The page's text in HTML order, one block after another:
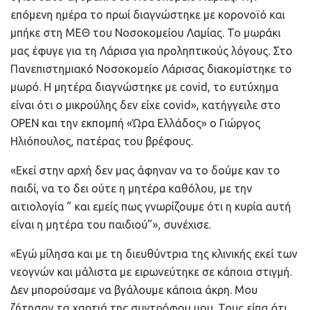
επόμενη ημέρα το πρωί διαγνώστηκε με κορονοϊό και
μπήκε στη ΜΕΘ του Νοσοκομείου Λαμίας. Το μωράκι
μας έφυγε για τη Λάρισα για προληπτικούς λόγους. Στο
Πανεπιστημιακό Νοσοκομείο Λάρισας διακομίστηκε το
μωρό. Η μητέρα διαγνώστηκε με covid, το ευτύχημα
είναι ότι ο μικρούλης δεν είχε covid», κατήγγειλε στο
OPEN και την εκπομπή «Ώρα Ελλάδος» ο Γιώργος
Ηλιόπουλος, πατέρας του βρέφους.
«Εκεί στην αρχή δεν μας άφηναν να το δούμε καν το
παιδί, να το δει ούτε η μητέρα καθόλου, με την
αιτιολογία ” και εμείς πως γνωρίζουμε ότι η κυρία αυτή
είναι η μητέρα του παιδιού”», συνέχισε.
«Εγώ μίλησα και με τη διευθύντρια της κλινικής εκεί των
νεογνών και μάλιστα με ειρωνεύτηκε σε κάποια στιγμή.
Δεν μπορούσαμε να βγάλουμε κάποια άκρη. Μου